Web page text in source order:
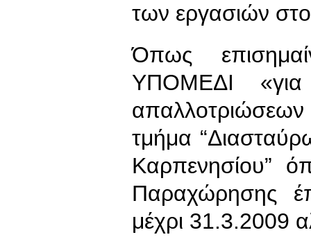
των εργασιών
Όπως
ΥΠΟΜΕΔΙ
απαλλοτριώσεων
τμήμα
Καρπενησίου”
Παραχώρησης
μέχρι 31.3.2009